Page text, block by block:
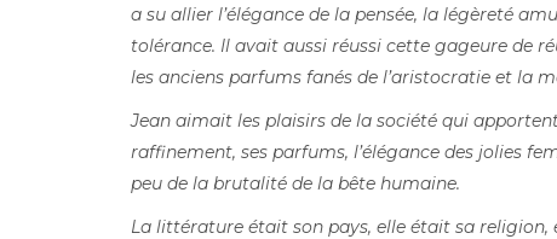
a su allier l’élégance de la pensée, la légèreté
tolérance. Il avait aussi réussi cette gageure de
les anciens parfums fanés de l’aristocratie et la
Jean aimait les plaisirs de la société qui
raffinement, ses parfums, l’élégance des jolies
peu de la brutalité de la bête humaine.
La littérature était son pays, elle était sa religion,